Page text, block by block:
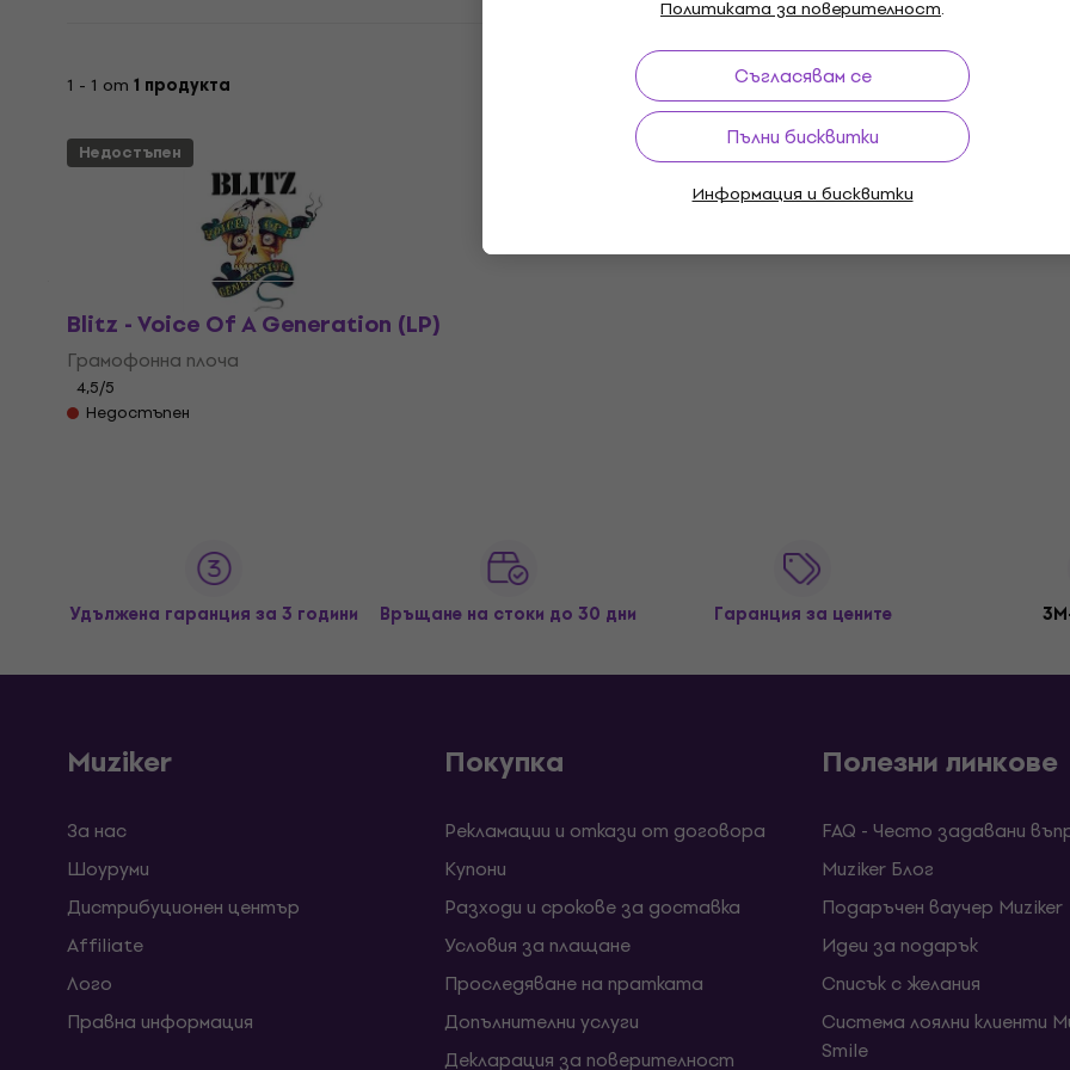
Политиката за поверителност.
Съгласявам се
Пълни бисквитки
Информация и бисквитки
1 - 1 от 1 продукта
Недостъпен
Blitz - Voice Of A Generation (LP)
Грамофонна плоча
4,5/5
Недостъпен
Удължена гаранция за 3 години Връщане на стоки до 30 дни Гаранция за цените
Muziker
За нас
Шоуруми
Дистрибуционен център
Affiliate
Лого
Правна информация
Покупка
Рекламации и откази от договора
Kупони
Разходи и срокове за доставка
Условия за плащане
Проследяване на пратката
Допълнителни услуги
Декларация за поверителност
Полезни линкове
FAQ - Често задавани
Muziker Блог
Подаръчен ваучер Muziker
Идеи за подарък
Списък с желания
Система лоялни клиенти
Smile